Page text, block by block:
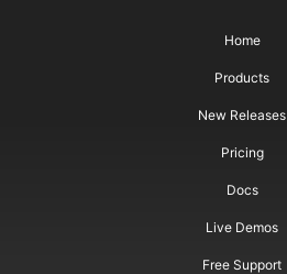
Home
Products
New Releases
Pricing
Docs
Live Demos
Free Support